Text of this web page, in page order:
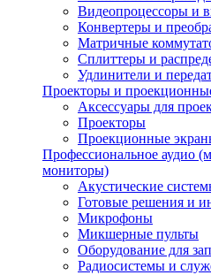
Видеопроцессоры и
Конвертеры и
Матричные
Сплиттеры и
Удлинители и
Проекторы и
Аксессуары для
Проекторы
Проекционные
Профессиональное аудио
мониторы)
Акустические
Готовые решения и
Микрофоны
Микшерные пульты
Оборудование для
Радиосистемы и